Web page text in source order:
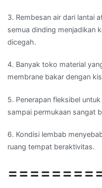
3. Rembesan air dari lantai
semua dinding menjadikan
dicegah.
4. Banyak toko material
membrane bakar dengan
5. Penerapan fleksibel
sampai permukaan sangat
6. Kondisi lembab
ruang tempat beraktivitas.